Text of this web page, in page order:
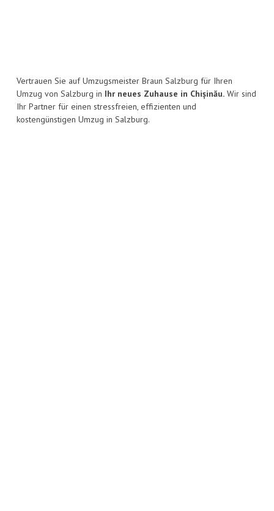
Vertrauen Sie auf Umzugsmeister Braun Salzburg für Ihren
Umzug von Salzburg in Ihr neues Zuhause in Chișinău. Wir sind
Ihr Partner für einen stressfreien, effizienten und
kostengünstigen Umzug in Salzburg.